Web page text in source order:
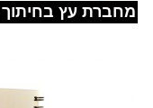
מחברת עץ בחיתוך